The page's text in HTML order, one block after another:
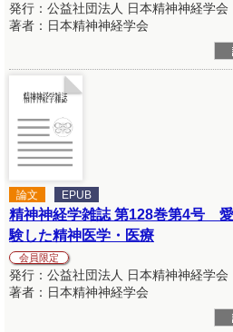
発行：公益社団法人 日本精神神経学会
著者：日本精神神経学会
論文 EPUB
精神神経学雑誌 第128巻第4号
験した精神医学・医療
会員限定
発行：公益社団法人 日本精神神経学会
著者：日本精神神経学会